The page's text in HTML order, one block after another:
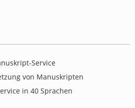
Service
von Manuskripten
in 40 Sprachen